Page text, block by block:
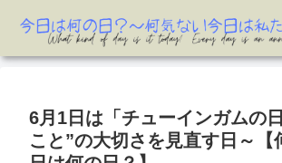
6月1日は「チューインガムの
こと”の大切さを見直す日～【